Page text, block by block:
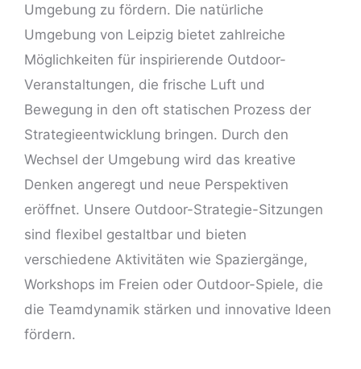
Umgebung zu fördern. Die natürliche
Umgebung von Leipzig bietet zahlreiche
Möglichkeiten für inspirierende Outdoor-
Veranstaltungen, die frische Luft und
Bewegung in den oft statischen Prozess der
Strategieentwicklung bringen. Durch den
Wechsel der Umgebung wird das kreative
Denken angeregt und neue Perspektiven
eröffnet. Unsere Outdoor-Strategie-Sitzungen
sind flexibel gestaltbar und bieten
verschiedene Aktivitäten wie Spaziergänge,
Workshops im Freien oder Outdoor-Spiele, die
die Teamdynamik stärken und innovative Ideen
fördern.